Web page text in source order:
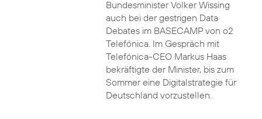
Bundesminister Volker Wissing
auch bei der gestrigen Data
Debates im BASECAMP von o2
Telefónica. Im Gespräch mit
Telefónica-CEO Markus Haas
bekräftigte der Minister, bis zum
Sommer eine Digitalstrategie für
Deutschland vorzustellen.